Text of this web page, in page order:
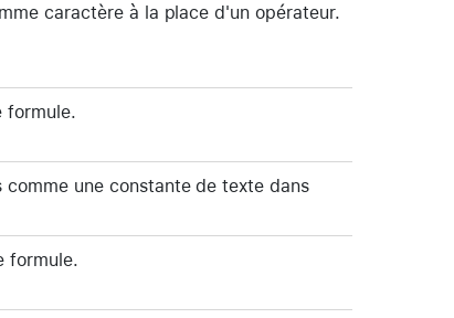
caractère à la place d'un opérateur.
formule.
une constante de texte dans
formule.